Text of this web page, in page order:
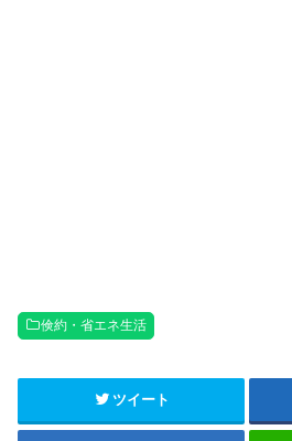
倹約・省エネ生活
ツイート